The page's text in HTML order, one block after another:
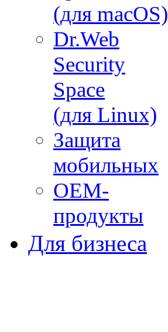
(для macOS)
Dr.Web
Security
Space
(для Linux)
Защита
мобильных
ОЕМ-
продукты
Для бизнеса